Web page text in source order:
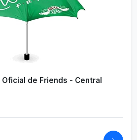
de Friends - Central